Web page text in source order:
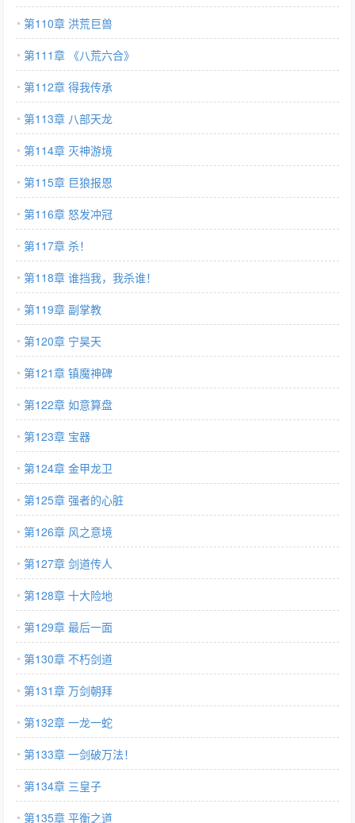
第110章 洪荒巨兽
第111章 《八荒六合》
第112章 得我传承
第113章 八部天龙
第114章 灭神游境
第115章 巨狼报恩
第116章 怒发冲冠
第117章 杀！
第118章 谁挡我，我杀谁！
第119章 副掌教
第120章 宁昊天
第121章 镇魔神碑
第122章 如意算盘
第123章 宝器
第124章 金甲龙卫
第125章 强者的心脏
第126章 风之意境
第127章 剑道传人
第128章 十大险地
第129章 最后一面
第130章 不朽剑道
第131章 万剑朝拜
第132章 一龙一蛇
第133章 一剑破万法！
第134章 三皇子
第135章 平衡之道